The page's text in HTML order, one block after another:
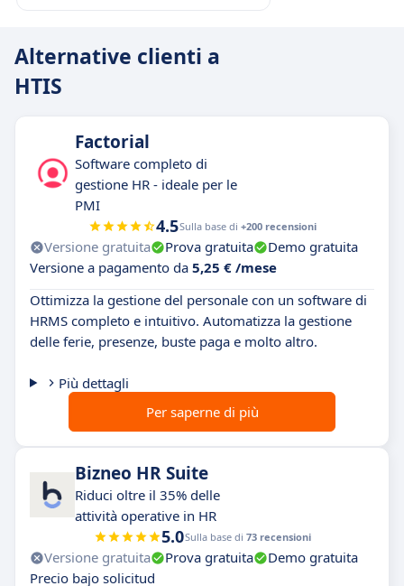
Alternative clienti a
HTIS
Factorial
Software completo di
gestione HR - ideale per le
PMI
4.5Sulla base di +200 recensioni
Versione gratuita Prova gratuita
Demo gratuita
Versione a pagamento da 5,25 € /mese
Ottimizza la gestione del personale con un software di
HRMS completo e intuitivo. Automatizza la gestione
delle ferie, presenze, buste paga e molto altro.
Più dettagli
Per saperne di più
Bizneo HR Suite
Riduci oltre il 35% delle
attività operative in HR
5.0Sulla base di 73 recensioni
Versione gratuita Prova gratuita
Demo gratuita
Precio bajo solicitud